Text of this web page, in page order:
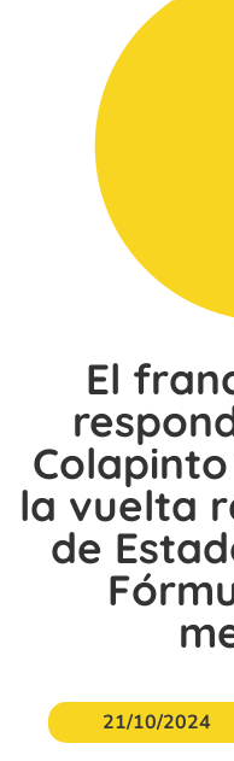
El
la vuelta
de
21/10/2024